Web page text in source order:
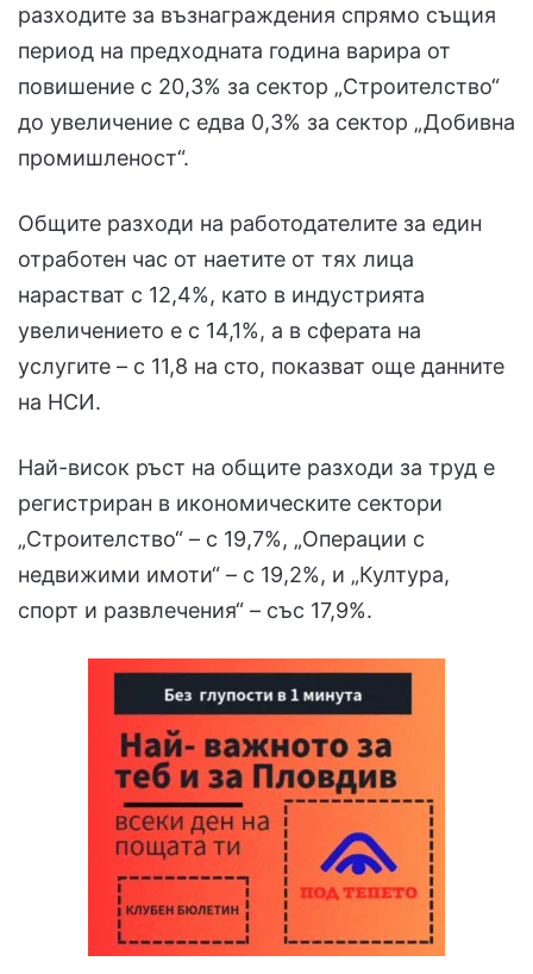
разходите за възнаграждения спрямо същия
период на предходната година варира от
повишение с 20,3% за сектор „Строителство“
до увеличение с едва 0,3% за сектор „Добивна
промишленост“.
Общите разходи на работодателите за един
отработен час от наетите от тях лица
нарастват с 12,4%, като в индустрията
увеличението е с 14,1%, а в сферата на
услугите – с 11,8 на сто, показват още данните
на НСИ.
Най-висок ръст на общите разходи за труд е
регистриран в икономическите сектори
„Строителство“ – с 19,7%, „Операции с
недвижими имоти“ – с 19,2%, и „Култура,
спорт и развлечения“ – със 17,9%.